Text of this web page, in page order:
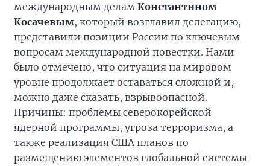
международным делам Константином
Косачевым, который возглавил делегацию,
представили позиции России по ключевым
вопросам международной повестки. Нами
было отмечено, что ситуация на мировом
уровне продолжает оставаться сложной и,
можно даже сказать, взрывоопасной.
Причины: проблемы северокорейской
ядерной программы, угроза терроризма, а
также реализация США планов по
размещению элементов глобальной системы